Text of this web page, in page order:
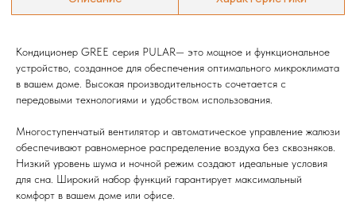
Кондиционер GREE серия PULAR— это мощное и функциональное
устройство, созданное для обеспечения оптимального микроклимата
в вашем доме. Высокая производительность сочетается с
передовыми технологиями и удобством использования.
Многоступенчатый вентилятор и автоматическое управление жалюзи
обеспечивают равномерное распределение воздуха без сквозняков.
Низкий уровень шума и ночной режим создают идеальные условия
для сна. Широкий набор функций гарантирует максимальный
комфорт в вашем доме или офисе.